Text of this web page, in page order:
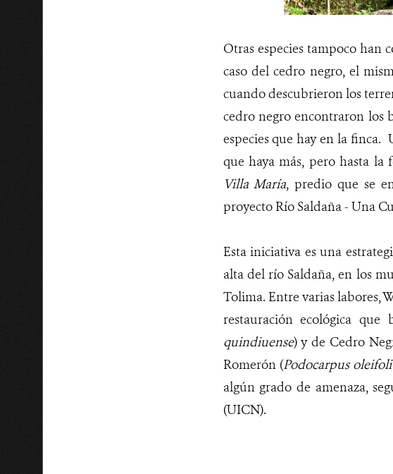
Otras especies tampoco han
caso del cedro negro, el
cuando descubrieron los
cedro negro encontraron los
especies que hay en la finca.
que haya más, pero hasta la
Villa María, predio que se
proyecto Río Saldaña - Una
Esta iniciativa es una
alta del río Saldaña, en los
Tolima. Entre varias labores,
restauración ecológica
quindiuense) y de Cedro
Romerón (Podocarpus
algún grado de amenaza,
(UICN).